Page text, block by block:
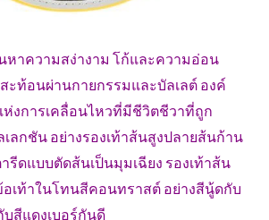
หาความสง่างาม โก้และความอ่อน
ะท้อนผ่านกายกรรมและบัลเลต์ องค์
งการเคลื่อนไหวที่มีชีวิตชีวาที่ถูก
ลกชัน อย่างรองเท้าส้นสูงปลายส้นก้าน
รีดแบบตัดส้นเป็นมุมเฉียง รองเท้าส้น
เท้าในโทนสีคอนทราสต์ อย่างสีนู้ดกับ
สีแดงเบอร์กันดี